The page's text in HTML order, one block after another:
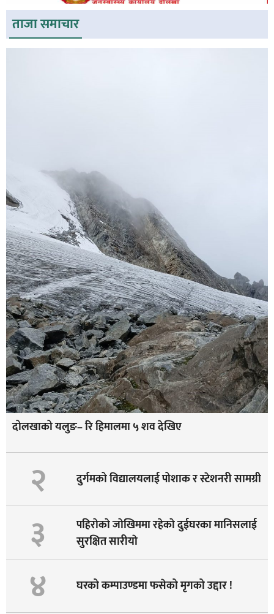
ताजा समाचार
दोलखाको यलुङ– रि हिमालमा ५ शव देखिए
२ दुर्गमको विद्यालयलाई पोशाक र स्टेशनरी सामग्री
३
पहिराेकाे जाेखिममा रहेकाे दुईघरका मानिसलाई
सुरक्षित सारीयाे
४ घरको कम्पाउण्डमा फसेको मृगको उद्दार !